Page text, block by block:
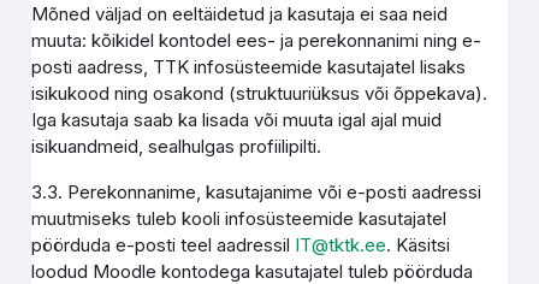
Mõned väljad on eeltäidetud ja kasutaja ei saa neid
muuta: kõikidel kontodel ees- ja perekonnanimi ning e-
posti aadress, TTK infosüsteemide kasutajatel lisaks
isikukood ning osakond (struktuuriüksus või õppekava).
Iga kasutaja saab ka lisada või muuta igal ajal muid
isikuandmeid, sealhulgas profiilipilti.
3.3. Perekonnanime, kasutajanime või e-posti aadressi
muutmiseks tuleb kooli infosüsteemide kasutajatel
pöörduda e-posti teel aadressil IT@tktk.ee. Käsitsi
loodud Moodle kontodega kasutajatel tuleb pöörduda